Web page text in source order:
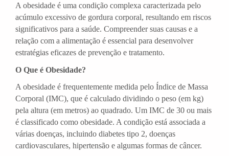
A obesidade é uma condição complexa caracterizada pelo
acúmulo excessivo de gordura corporal, resultando em riscos
significativos para a saúde. Compreender suas causas e a
relação com a alimentação é essencial para desenvolver
estratégias eficazes de prevenção e tratamento.
O Que é Obesidade?
A obesidade é frequentemente medida pelo Índice de Massa
Corporal (IMC), que é calculado dividindo o peso (em kg)
pela altura (em metros) ao quadrado. Um IMC de 30 ou mais
é classificado como obesidade. A condição está associada a
várias doenças, incluindo diabetes tipo 2, doenças
cardiovasculares, hipertensão e algumas formas de câncer.